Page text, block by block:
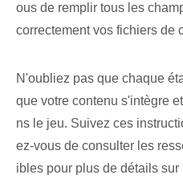
ous de remplir tous les
correctement vos fichiers de
N'oubliez pas que chaque
que votre contenu s'intègre
ns le jeu. Suivez ces
ez-vous de consulter les
ibles pour plus de détails